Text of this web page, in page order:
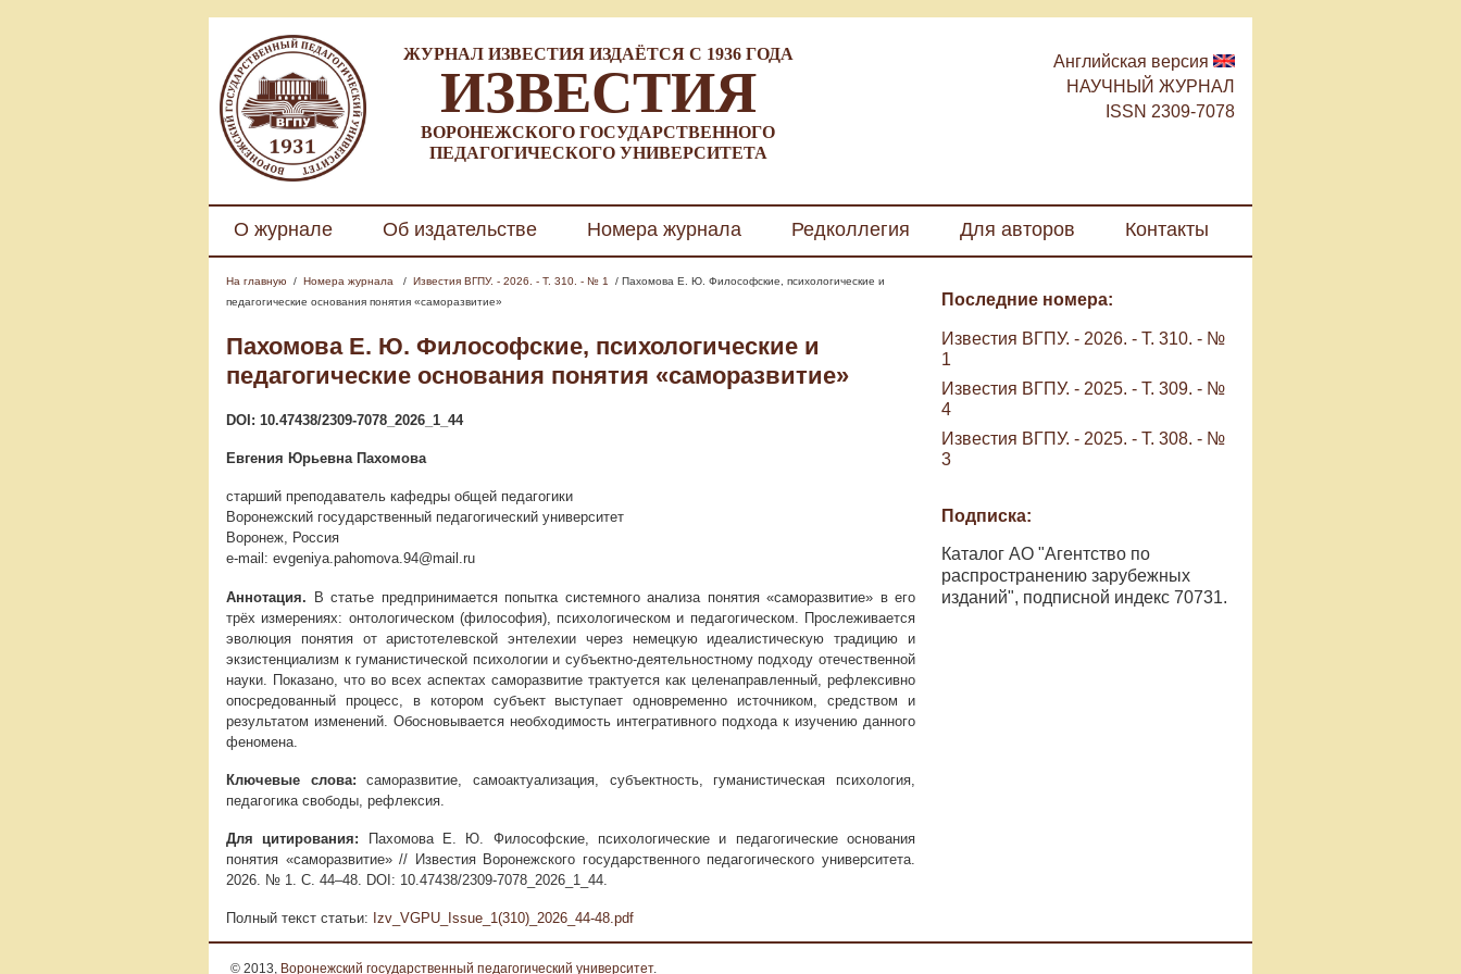
ЖУРНАЛ ИЗВЕСТИЯ ИЗДАЁТСЯ С 1936 ГОДА
ИЗВЕСТИЯ
ВОРОНЕЖСКОГО ГОСУДАРСТВЕННОГО
ПЕДАГОГИЧЕСКОГО УНИВЕРСИТЕТА
Английская версия
НАУЧНЫЙ ЖУРНАЛ
ISSN 2309-7078
О журнале Об издательстве Номера журнала Редколлегия Для авторов Контакты
На главную / Номера журнала / Известия ВГПУ. - 2026. - Т. 310. - № 1
/ Пахомова Е. Ю. Философские, психологические и
педагогические основания понятия «саморазвитие»
Пахомова Е. Ю. Философские, психологические и
педагогические основания понятия «саморазвитие»
DOI: 10.47438/2309-7078_2026_1_44
Евгения Юрьевна Пахомова
старший преподаватель кафедры общей педагогики
Воронежский государственный педагогический университет
Воронеж, Россия
e-mail: evgeniya.pahomova.94@mail.ru
Аннотация. В статье предпринимается попытка системного анализа понятия «саморазвитие» в его
трёх измерениях: онтологическом (философия), психологическом и педагогическом. Прослеживается
эволюция понятия от аристотелевской энтелехии через немецкую идеалистическую традицию и
экзистенциализм к гуманистической психологии и субъектно-деятельностному подходу отечественной
науки. Показано, что во всех аспектах саморазвитие трактуется как целенаправленный, рефлексивно
опосредованный процесс, в котором субъект выступает одновременно источником, средством и
результатом изменений. Обосновывается необходимость интегративного подхода к изучению данного
феномена.
Ключевые слова: саморазвитие, самоактуализация, субъектность, гуманистическая психология,
педагогика свободы, рефлексия.
Для цитирования: Пахомова Е. Ю. Философские, психологические и педагогические основания
понятия «саморазвитие» // Известия Воронежского государственного педагогического университета.
2026. № 1. С. 44–48. DOI: 10.47438/2309-7078_2026_1_44.
Полный текст статьи: Izv_VGPU_Issue_1(310)_2026_44-48.pdf
Последние номера:
Известия ВГПУ. - 2026. - Т. 310. - №
1
Известия ВГПУ. - 2025. - Т. 309. - №
4
Известия ВГПУ. - 2025. - Т. 308. - №
3
Подписка:
Каталог АО "Агентство по
распространению зарубежных
изданий", подписной индекс 70731.
© 2013, Воронежский государственный педагогический университет.